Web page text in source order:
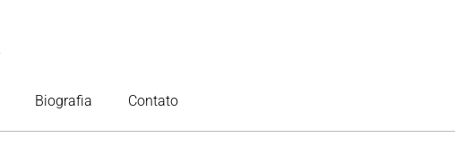
Biografia Contato